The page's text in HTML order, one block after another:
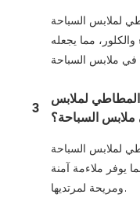
لملابس السباحة
مما يجعله
3
لملابس
ملابس السباحة؟
لملابس السباحة
يوفر ملاءمة آمنة
ومريحة لمرتديها.